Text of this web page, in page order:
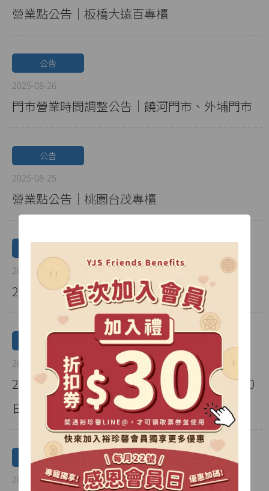
營業點公告｜板橋大遠百專櫃
公告
2025-08-26
門市營業時間調整公告｜饒河門市、外埔門市
公告
2025-08-25
營業點公告｜桃園台茂專櫃
2025-06-25
2026中秋企業送禮推薦
公告
2025-05-29
2025會員專屬🎁顧客滿意度調查｜活動至6/30
日截止
公告
2025-05-29